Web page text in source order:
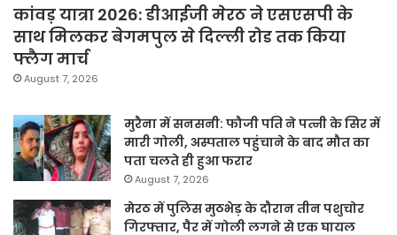
कांवड़ यात्रा 2026: डीआईजी मेरठ ने एसएसपी के
साथ मिलकर बेगमपुल से दिल्ली रोड तक किया
फ्लैग मार्च
August 7, 2026
मुरैना में सनसनी: फौजी पति ने पत्नी के सिर में
मारी गोली, अस्पताल पहुंचाने के बाद मौत का
पता चलते ही हुआ फरार
August 7, 2026
मेरठ में पुलिस मुठभेड़ के दौरान तीन पशुचोर
गिरफ्तार, पैर में गोली लगने से एक घायल